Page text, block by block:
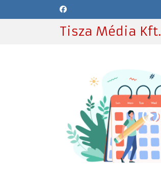
Tisza Média Kft.